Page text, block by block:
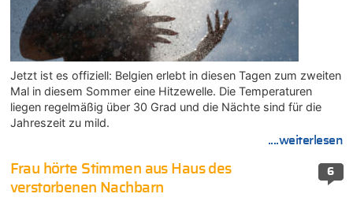
Jetzt ist es offiziell: Belgien erlebt in diesen Tagen zum zweiten
Mal in diesem Sommer eine Hitzewelle. Die Temperaturen
liegen regelmäßig über 30 Grad und die Nächte sind für die
Jahreszeit zu mild.
....weiterlesen
6
Frau hörte Stimmen aus Haus des
verstorbenen Nachbarn